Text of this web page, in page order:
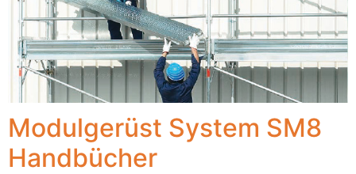
Modulgerüst System SM8
Handbücher